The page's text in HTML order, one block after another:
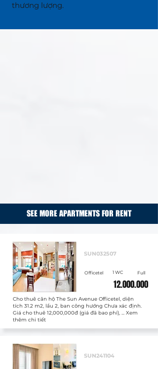
thương lượng.
SEE MORE APARTMENTS FOR RENT
SUN032507
Officetel 1 WC Full
12.000.000
Cho thuê căn hộ The Sun Avenue Officetel, diện
tích 31.2 m2, lầu 2, ban công hướng Chưa xác định.
Giá cho thuê 12,000,000đ (giá đã bao phí), ... Xem
thêm chi tiết
SUN241104